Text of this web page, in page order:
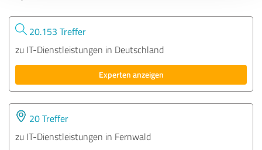
20.153 Treffer
zu IT-Dienstleistungen in Deutschland
Experten anzeigen
20 Treffer
zu IT-Dienstleistungen in Fernwald